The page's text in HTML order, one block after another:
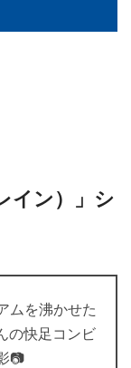
イン）」シ
ムを沸かせた
の快足コンビ
📷